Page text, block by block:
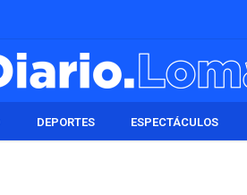
DEPORTES ESPECTÁCULOS